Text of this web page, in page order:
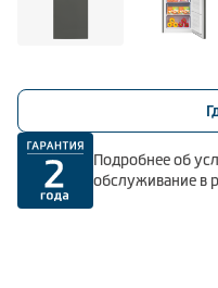
Подробнее об
обслуживание в